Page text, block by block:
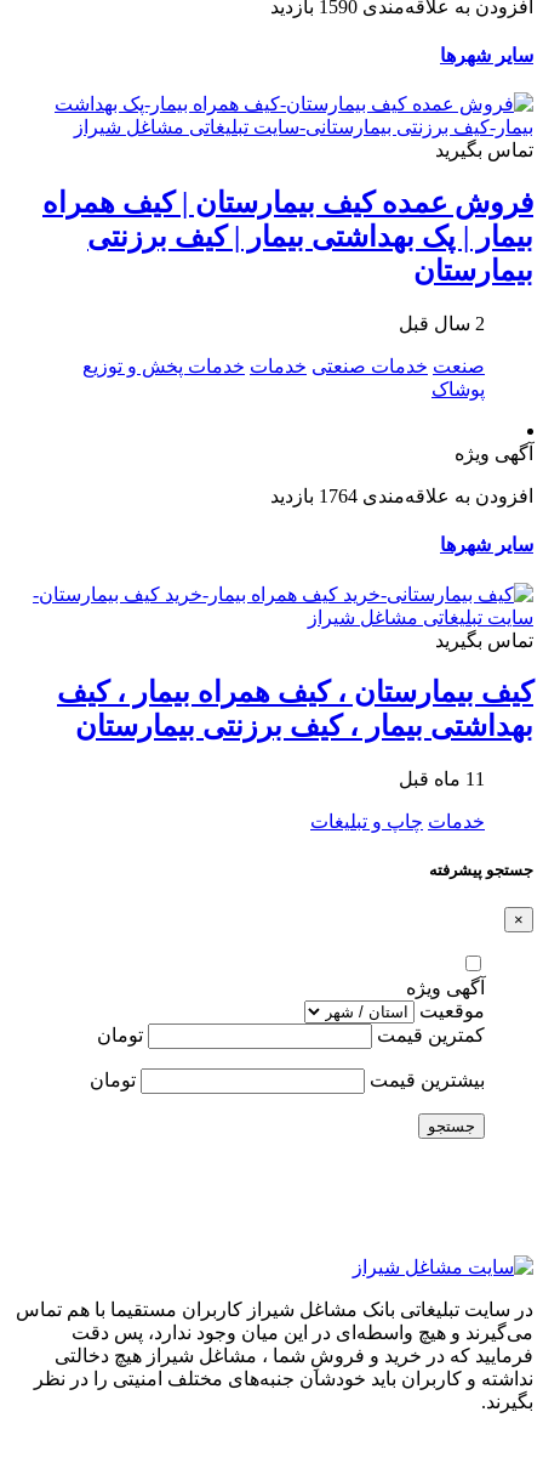
افزودن به علاقه‌مندی 1590 بازدید
سایر شهرها
تماس بگیرید
فروش عمده کیف بیمارستان | کیف همراه
بیمار | پک بهداشتی بیمار | کیف برزنتی
بیمارستان
2 سال قبل
صنعت خدمات صنعتی خدمات خدمات پخش و توزیع
پوشاک
آگهی ویژه
افزودن به علاقه‌مندی 1764 بازدید
سایر شهرها
تماس بگیرید
کیف بیمارستان ، کیف همراه بیمار ، کیف
بهداشتی بیمار ، کیف برزنتی بیمارستان
11 ماه قبل
خدمات چاپ و تبلیغات
جستجو پیشرفته
×
آگهی ویژه
موقعیت
کمترین قیمت
تومان
بیشترین قیمت تومان
جستجو
در سایت تبلیغاتی بانک مشاغل شیراز کاربران مستقیما با هم تماس
می‌گیرند و هیچ واسطه‌ای در این میان وجود ندارد، پس دقت
فرمایید که در خرید و فروشِ شما ، مشاغل شیراز هیچ دخالتی
نداشته و کاربران باید خودشان جنبه‌های مختلف امنیتی را در نظر
بگیرند.